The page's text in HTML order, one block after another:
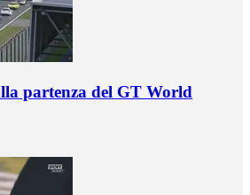
partenza del GT World